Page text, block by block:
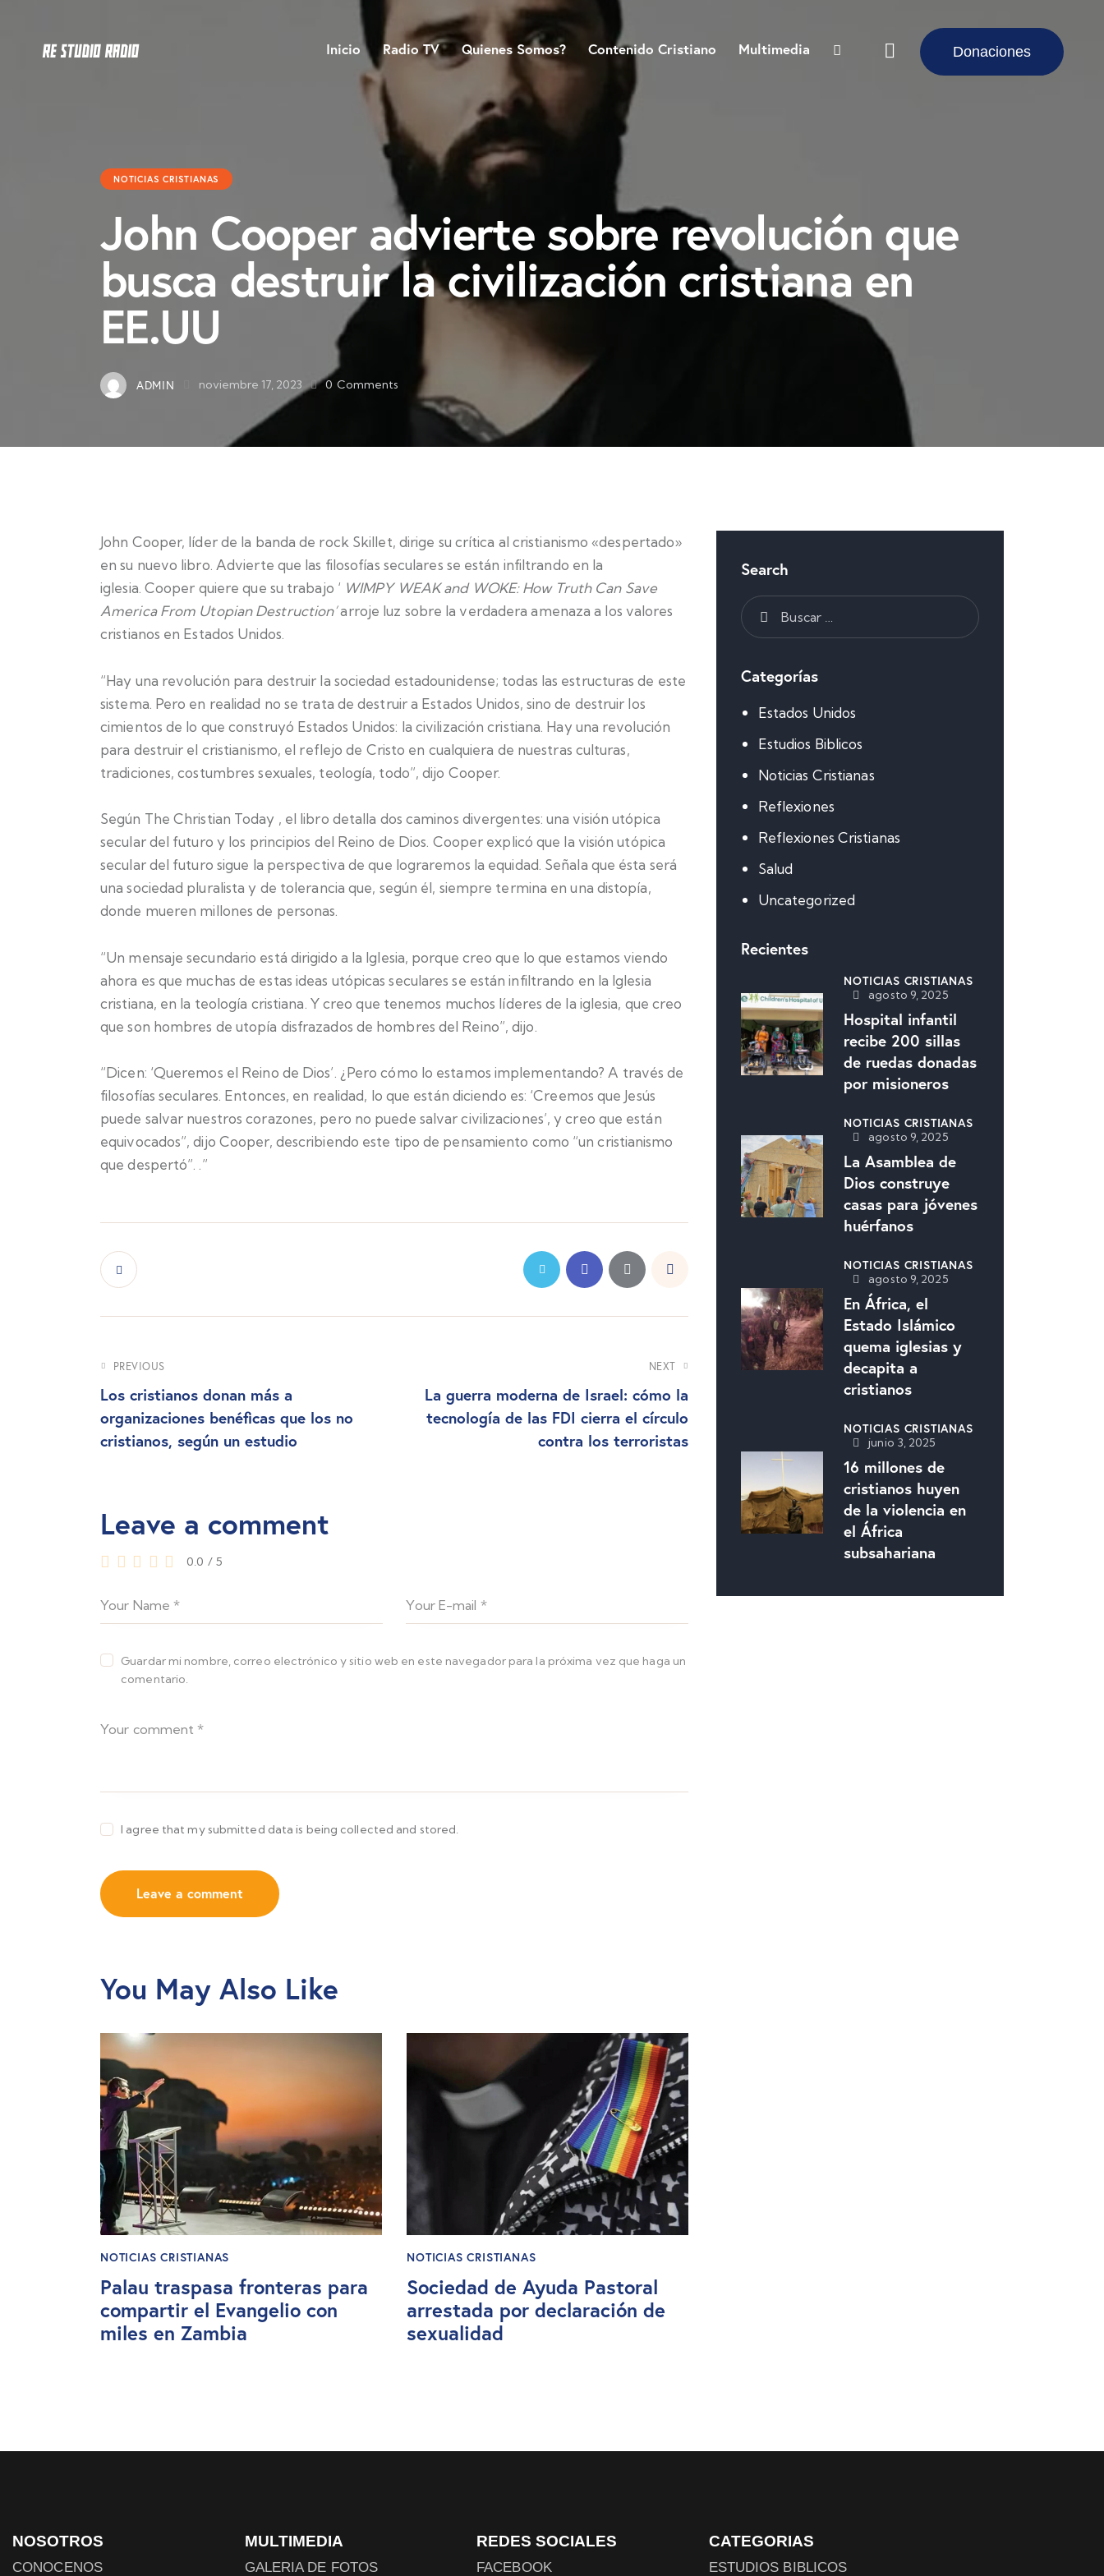
Inicio Radio TV Quienes Somos? Contenido Cristiano Multimedia Donaciones
NOTICIAS CRISTIANAS
John Cooper advierte sobre revolución que
busca destruir la civilización cristiana en
EE.UU
ADMIN noviembre 17, 2023 0 Comments
John Cooper, líder de la banda de rock Skillet, dirige su crítica al cristianismo «despertado»
en su nuevo libro. Advierte que las filosofías seculares se están infiltrando en la
iglesia. Cooper quiere que su trabajo ‘ WIMPY WEAK and WOKE: How Truth Can Save
America From Utopian Destruction’arroje luz sobre la verdadera amenaza a los valores
cristianos en Estados Unidos.
“Hay una revolución para destruir la sociedad estadounidense; todas las estructuras de este
sistema. Pero en realidad no se trata de destruir a Estados Unidos, sino de destruir los
cimientos de lo que construyó Estados Unidos: la civilización cristiana. Hay una revolución
para destruir el cristianismo, el reflejo de Cristo en cualquiera de nuestras culturas,
tradiciones, costumbres sexuales, teología, todo”, dijo Cooper.
Según The Christian Today , el libro detalla dos caminos divergentes: una visión utópica
secular del futuro y los principios del Reino de Dios. Cooper explicó que la visión utópica
secular del futuro sigue la perspectiva de que lograremos la equidad. Señala que ésta será
una sociedad pluralista y de tolerancia que, según él, siempre termina en una distopía,
donde mueren millones de personas.
“Un mensaje secundario está dirigido a la Iglesia, porque creo que lo que estamos viendo
ahora es que muchas de estas ideas utópicas seculares se están infiltrando en la Iglesia
cristiana, en la teología cristiana. Y creo que tenemos muchos líderes de la iglesia, que creo
que son hombres de utopía disfrazados de hombres del Reino”, dijo.
“Dicen: ‘Queremos el Reino de Dios’. ¿Pero cómo lo estamos implementando? A través de
filosofías seculares. Entonces, en realidad, lo que están diciendo es: ‘Creemos que Jesús
puede salvar nuestros corazones, pero no puede salvar civilizaciones’, y creo que están
equivocados”, dijo Cooper, describiendo este tipo de pensamiento como “un cristianismo
que despertó”. .”
PREVIOUS
Los cristianos donan más a
organizaciones benéficas que los no
cristianos, según un estudio
NEXT
La guerra moderna de Israel: cómo la
tecnología de las FDI cierra el círculo
contra los terroristas
Leave a comment
0.0 / 5
Guardar mi nombre, correo electrónico y sitio web en este navegador para la próxima vez que haga un
comentario.
I agree that my submitted data is being collected and stored.
You May Also Like
NOTICIAS CRISTIANAS
Palau traspasa fronteras para
compartir el Evangelio con
miles en Zambia
NOTICIAS CRISTIANAS
Sociedad de Ayuda Pastoral
arrestada por declaración de
sexualidad
Search
Categorías
Estados Unidos
Estudios Biblicos
Noticias Cristianas
Reflexiones
Reflexiones Cristianas
Salud
Uncategorized
Recientes
NOTICIAS CRISTIANAS
agosto 9, 2025
Hospital infantil
recibe 200 sillas
de ruedas donadas
por misioneros
NOTICIAS CRISTIANAS
agosto 9, 2025
La Asamblea de
Dios construye
casas para jóvenes
huérfanos
NOTICIAS CRISTIANAS
agosto 9, 2025
En África, el
Estado Islámico
quema iglesias y
decapita a
cristianos
NOTICIAS CRISTIANAS
junio 3, 2025
16 millones de
cristianos huyen
de la violencia en
el África
subsahariana
NOSOTROS
CONOCENOS
MULTIMEDIA
GALERIA DE FOTOS
REDES SOCIALES
FACEBOOK
CATEGORIAS
ESTUDIOS BIBLICOS